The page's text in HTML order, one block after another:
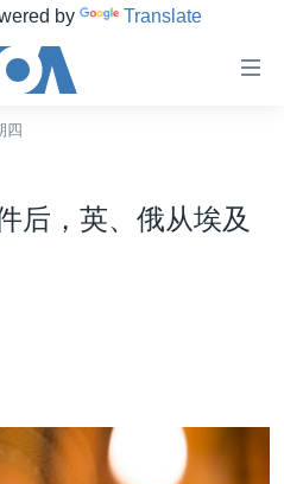
by Translate
四
后，英、俄从埃及